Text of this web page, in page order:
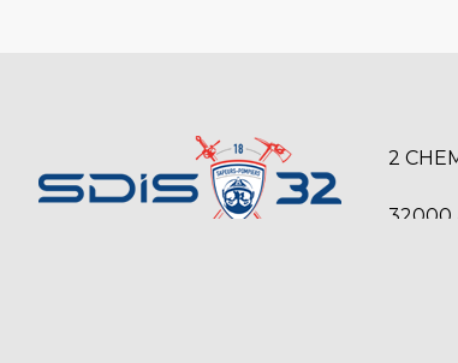
2
32000